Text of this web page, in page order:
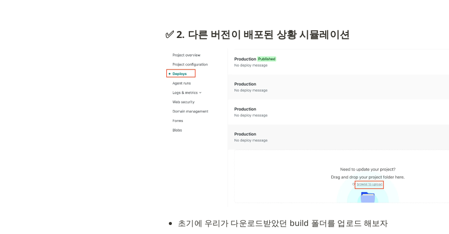
✅ 2. 다른 버전이 배포된 상황 시뮬레이션
초기에 우리가 다운로드받았던 build 폴더를 업로드 해보자